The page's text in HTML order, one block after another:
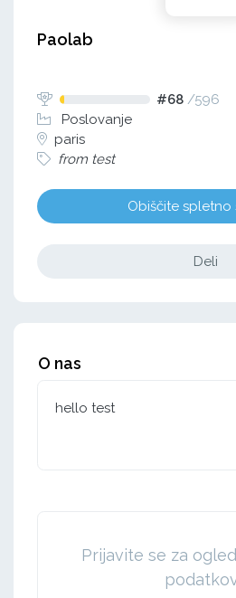
Paolab
#68 /596
Poslovanje
paris
from test
Obiščite spletno
Deli
O nas
hello test
Prijavite se za